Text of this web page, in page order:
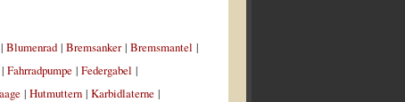
Blumenrad| Bremsanker| Bremsmantel |
Fahrradpumpe| Federgabel |
| Hutmuttern| Karbidlaterne|